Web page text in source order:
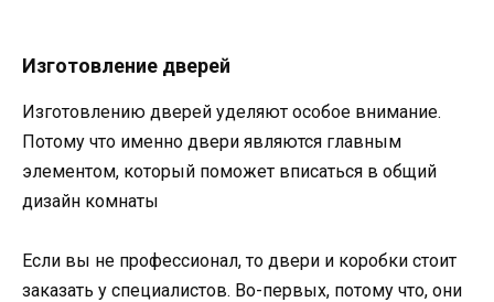
Изготовление дверей
Изготовлению дверей уделяют особое внимание.
Потому что именно двери являются главным
элементом, который поможет вписаться в общий
дизайн комнаты
Если вы не профессионал, то двери и коробки стоит
заказать у специалистов. Во-первых, потому что, они